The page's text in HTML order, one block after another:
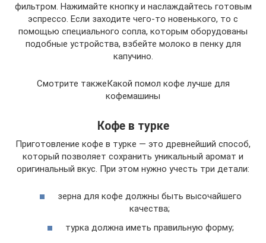
фильтром. Нажимайте кнопку и наслаждайтесь готовым
эспрессо. Если заходите чего-то новенького, то с
помощью специального сопла, которым оборудованы
подобные устройства, взбейте молоко в пенку для
капучино.
Смотрите такжеКакой помол кофе лучше для
кофемашины
Кофе в турке
Приготовление кофе в турке — это древнейший способ,
который позволяет сохранить уникальный аромат и
оригинальный вкус. При этом нужно учесть три детали:
зерна для кофе должны быть высочайшего
качества;
турка должна иметь правильную форму;